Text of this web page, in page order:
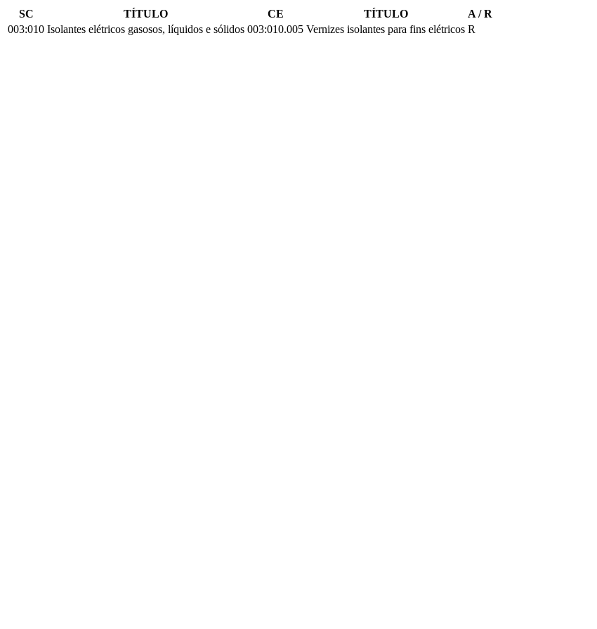
SC TÍTULO CE TÍTULO
A / R
003:010 Isolantes elétricos gasosos, líquidos e sólidos 003:010.005 Vernizes isolantes para fins elétricos R